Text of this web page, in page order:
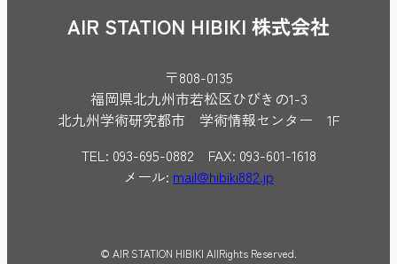
AIR STATION HIBIKI 株式会社
〒808-0135
福岡県北九州市若松区ひびきの1-3
北九州学術研究都市 学術情報センター 1F
TEL: 093-695-0882 FAX: 093-601-1618
メール: mail@hibiki882.jp
© AIR STATION HIBIKI AllRights Reserved.